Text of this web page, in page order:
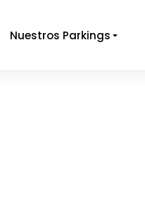
Nuestros Parkings